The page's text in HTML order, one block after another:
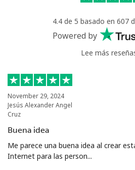
4.4 de 5 basado en 607
Powered by
Lee más
November 29, 2024
Jesús Alexander Angel
Cruz
Buena idea
Me parece una buena idea al crear
Internet para las person...